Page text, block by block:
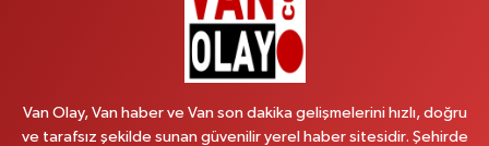
CUMHURİYET MAH.KONAK SK.NO:6
Yol Tarifi Al
Yiğit Eczanesi
Van Olay, Van haber ve Van son dakika gelişmelerini hızlı, doğru
ve tarafsız şekilde sunan güvenilir yerel haber sitesidir. Şehirde